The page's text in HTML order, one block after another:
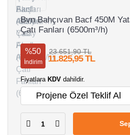
Bvn Bahçıvan Bacf 450M
Çatı Fanları (6500m³/h)
%50
İndirim
23.651,90 TL
11.825,95 TL
Fiyatlara KDV dahildir.
Projene Özel Teklif Al